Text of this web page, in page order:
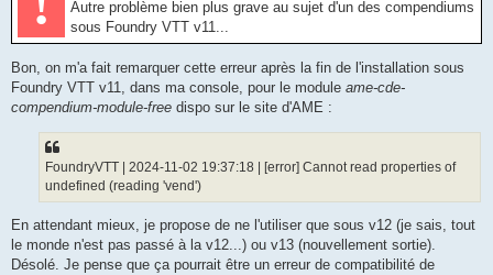
Autre problème bien plus grave au sujet d'un des compendiums
sous Foundry VTT v11...
Bon, on m'a fait remarquer cette erreur après la fin de l'installation sous
Foundry VTT v11, dans ma console, pour le module ame-cde-
compendium-module-free dispo sur le site d'AME :
FoundryVTT | 2024-11-02 19:37:18 | [error] Cannot read properties of
undefined (reading 'vend')
En attendant mieux, je propose de ne l'utiliser que sous v12 (je sais, tout
le monde n'est pas passé à la v12...) ou v13 (nouvellement sortie).
Désolé. Je pense que ça pourrait être un erreur de compatibilité de